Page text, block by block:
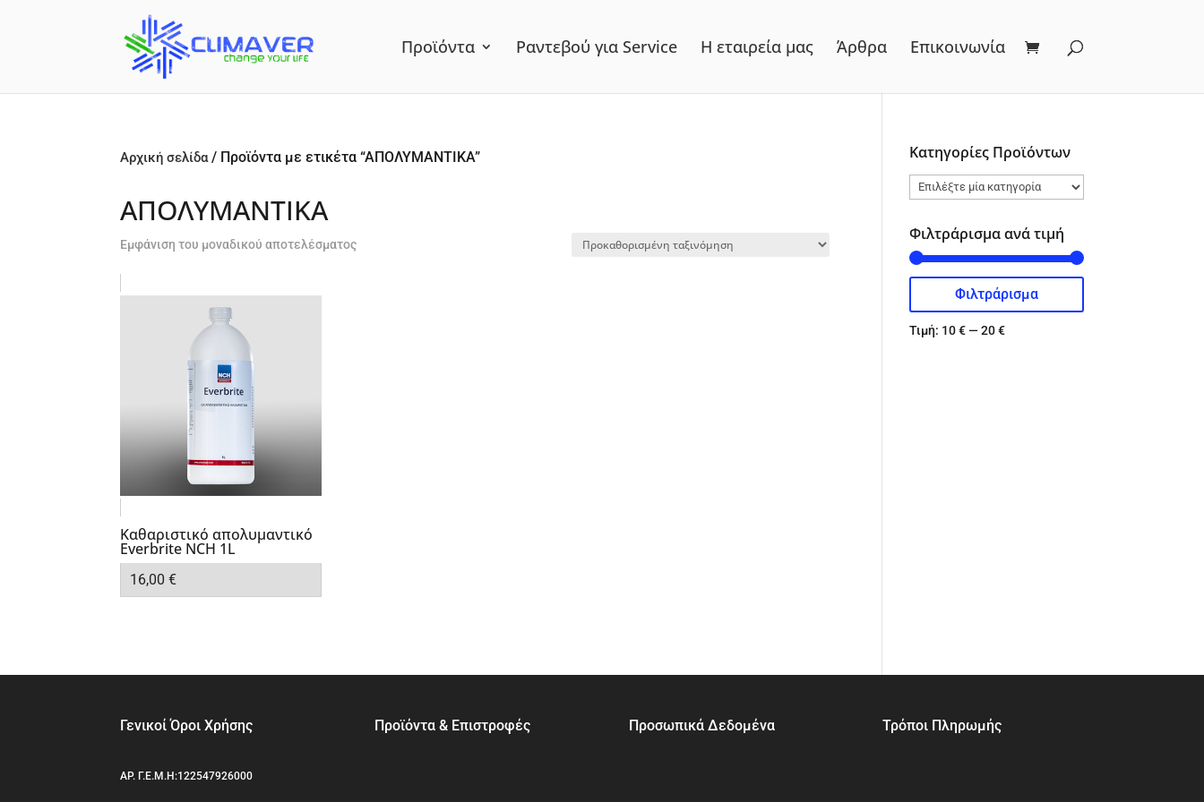
Προϊόντα Ραντεβού για Service Η εταιρεία μας Άρθρα Επικοινωνία
Αρχική σελίδα/ Προϊόντα με ετικέτα “ΑΠΟΛΥΜΑΝΤΙΚΑ”
ΑΠΟΛΥΜΑΝΤΙΚΑ
Εμφάνιση του μοναδικού αποτελέσματος
Καθαριστικό απολυμαντικό
Everbrite NCH 1L
16,00€
Κατηγορίες Προϊόντων
Φιλτράρισμα ανά τιμή
Ελάχιστη
τιμή
Μέγιστη
τιμή
Φιλτράρισμα
Τιμή: 10 €—20 €
Γενικοί Όροι Χρήσης
ΑΡ. Γ.Ε.Μ.Η:122547926000
Προϊόντα & Επιστροφές Προσωπικά Δεδομένα Τρόποι Πληρωμής